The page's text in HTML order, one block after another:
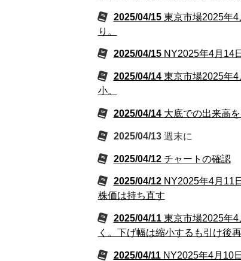
2025/04/15 東京市場2025年
り。
2025/04/15 NY2025年4月14
2025/04/14 東京市場2025年
小。
2025/04/14 大底での出来高を
2025/04/13 週末に
2025/04/12 チャートの確認
2025/04/12 NY2025年4月11
株価は持ち直す
2025/04/11 東京市場2025年
く。下げ幅は縮小するも引け後
2025/04/11 NY2025年4月10